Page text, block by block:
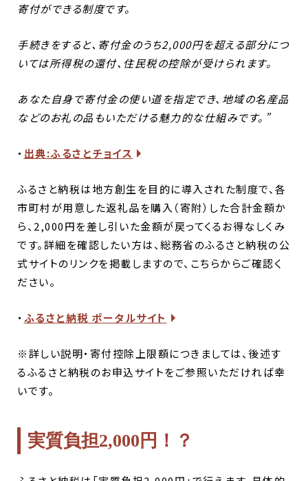
寄付ができる制度です。
手続きをすると、寄付金のうち2,000円を超える部分につ
いては所得税の還付、住民税の控除が受けられます。
あなた自身で寄付金の使い道を指定でき、地域の名産品
などのお礼の品もいただける魅力的な仕組みです。”
・ 出典:ふるさとチョイス
ふるさと納税は地方創生を目的に導入された制度で、各
市町村が用意した返礼品を購入（寄附）した合計金額か
ら、 2,000円を差し引いた金額が戻ってくるお得なしくみ
です。詳細を確認したい方は、総務省のふるさと納税の公
式サイトのリンクを掲載しますので、こちらからご確認く
ださい。
・ ふるさと納税 ポータルサイト
※詳しい説明・寄付控除上限額につきましては、後述す
るふるさと納税のお申込サイトをご参照いただければ幸
いです。
実質負担2,000円！？